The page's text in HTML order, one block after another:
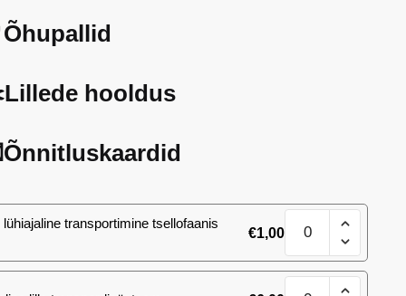
hooldus
lühiajaline transportimine tsellofaanis
€1,00 kobarroosi
(summer
dance)
kogus